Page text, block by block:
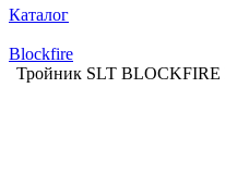
Каталог
Blockfire
Тройник SLT BLOCKFIRE